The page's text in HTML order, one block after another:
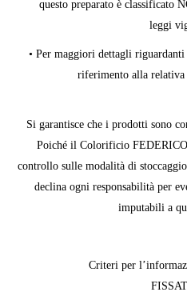
questo preparato è classificato
leggi
• Per maggiori dettagli
riferimento alla relativa
Si garantisce che i prodotti sono
Poiché il Colorificio
controllo sulle modalità di
declina ogni responsabilità per
imputabili a
Criteri per